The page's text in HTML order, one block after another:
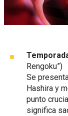
Rengoku”)
Se
Hashira y
punto
significa